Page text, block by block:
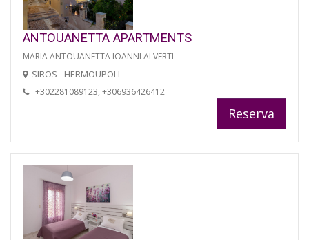
ANTOUANETTA APARTMENTS
MARIA ANTOUANETTA IOANNI ALVERTI
SIROS - HERMOUPOLI
+302281089123, +306936426412
Reserva